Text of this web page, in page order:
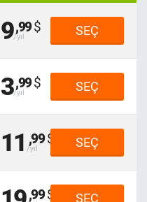
9,99 SEÇ
3,99 SEÇ
11 ,99 SEÇ
,99 SEÇ